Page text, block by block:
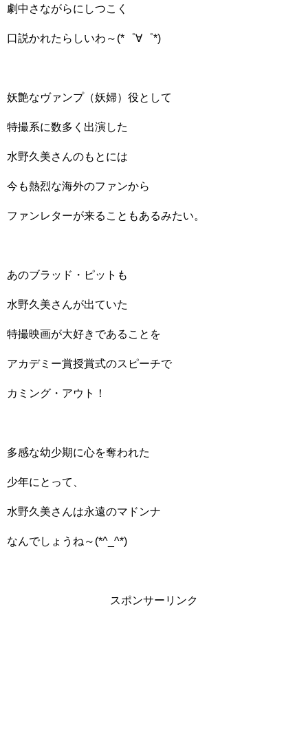
劇中さながらにしつこく
口説かれたらしいわ～(*゜∀゜*)
妖艶なヴァンプ（妖婦）役として
特撮系に数多く出演した
水野久美さんのもとには
今も熱烈な海外のファンから
ファンレターが来ることもあるみたい。
あのブラッド・ピットも
水野久美さんが出ていた
特撮映画が大好きであることを
アカデミー賞授賞式のスピーチで
カミング・アウト！
多感な幼少期に心を奪われた
少年にとって、
水野久美さんは永遠のマドンナ
なんでしょうね～(*^_^*)
スポンサーリンク